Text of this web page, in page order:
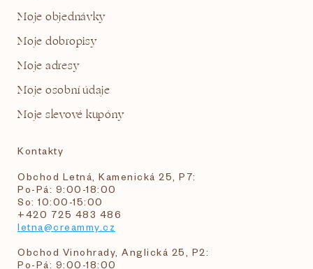
Moje objednávky
Moje dobropisy
Moje adresy
Moje osobní údaje
Moje slevové kupóny
Kontakty
Obchod Letná, Kamenická 25, P7:
Po-Pá: 9:00-18:00
So: 10:00-15:00
+420 725 483 486
letna@creammy.cz
Obchod Vinohrady, Anglická 25, P2:
Po-Pá: 9:00-18:00